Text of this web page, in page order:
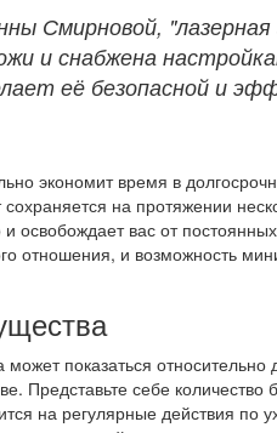
Смирновой,
и снабжена
её безопасной и
экономит время в
на протяжении
освобождает вас от
отношения, и возможность
показаться относительно
Представьте себе
на регулярные действия по